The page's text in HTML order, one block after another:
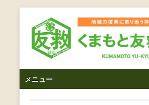
ス
くまもと友救の
の復興に寄り添
し代表松岡亮太を中心に、熊本地震発
復興・生活再建を目的に活動している
イ
メニュー